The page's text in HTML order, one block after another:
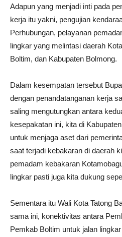
Adapun yang menjadi inti pada
kerja itu yakni, pengujian
Perhubungan, pelayanan
lingkar yang melintasi daerah
Boltim, dan Kabupaten Bolmong.
Dalam kesempatan tersebut
dengan penandatanganan kerja
saling mengutungkan antara
kesepakatan ini, kita di
untuk menjaga aset dari
saat terjadi kebakaran di daerah
pemadam kebakaran
lingkar pasti juga kita dukung
Sementara itu Wali Kota Tatong
sama ini, konektivitas antara
Pemkab Boltim untuk jalan